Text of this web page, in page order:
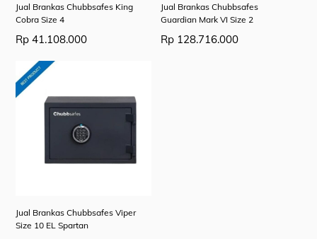
Jual Brankas Chubbsafes King
Cobra Size 4
Rp 41.108.000
Jual Brankas Chubbsafes
Guardian Mark VI Size 2
Rp128.716.000
Jual Brankas Chubbsafes Viper
Size 10 EL Spartan